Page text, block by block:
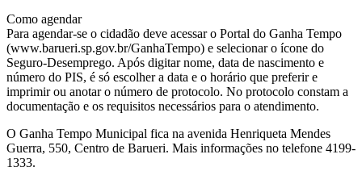
Como agendar
Para agendar-se o cidadão deve acessar o Portal do Ganha Tempo
(www.barueri.sp.gov.br/GanhaTempo) e selecionar o ícone do
Seguro-Desemprego. Após digitar nome, data de nascimento e
número do PIS, é só escolher a data e o horário que preferir e
imprimir ou anotar o número de protocolo. No protocolo constam a
documentação e os requisitos necessários para o atendimento.
O Ganha Tempo Municipal fica na avenida Henriqueta Mendes
Guerra, 550, Centro de Barueri. Mais informações no telefone 4199-
1333.